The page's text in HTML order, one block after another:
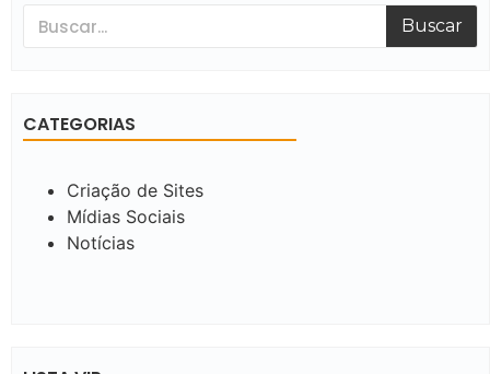
Buscar
CATEGORIAS
Criação de Sites
Mídias Sociais
Notícias